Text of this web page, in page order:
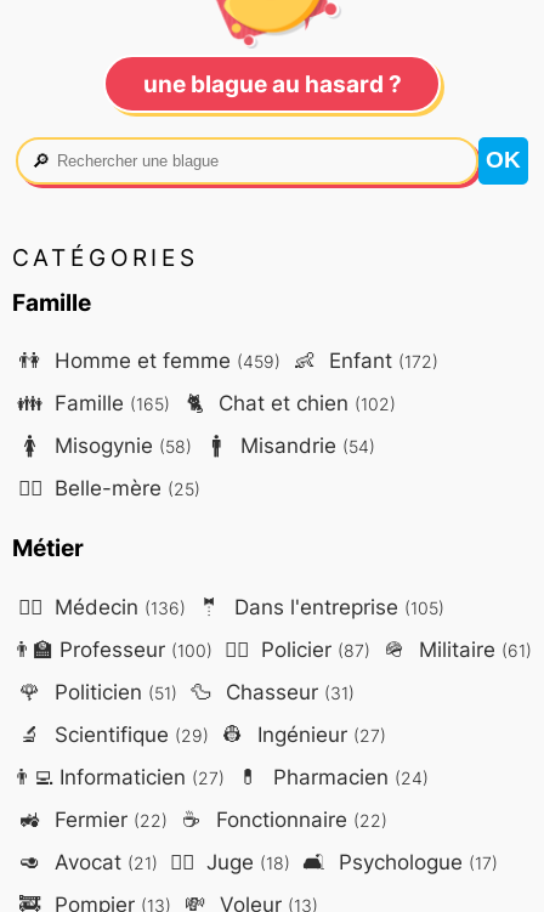
une blague au hasard ?
🔎
CATÉGORIES
Famille
👫 Homme et femme (459) 👶 Enfant (172)
👪 Famille (165) 🐈 Chat et chien (102)
🚺 Misogynie (58) 🚹 Misandrie (54)
🤷‍♀️ Belle-mère (25)
Métier
👨‍⚕️ Médecin (136) 🤵 Dans l'entreprise (105)
👨‍🏫 Professeur (100) 👮‍♂️ Policier (87) 🪖 Militaire (61)
🌹 Politicien (51) 🦆 Chasseur (31)
🔬 Scientifique (29) 👷 Ingénieur (27)
👨‍💻Informaticien (27) 💊 Pharmacien (24)
🚜 Fermier (22) ☕ Fonctionnaire (22)
🥑 Avocat (21) 👨‍⚖️ Juge (18) 🛋️ Psychologue (17)
🚒 Pompier (13) 💸 Voleur (13)